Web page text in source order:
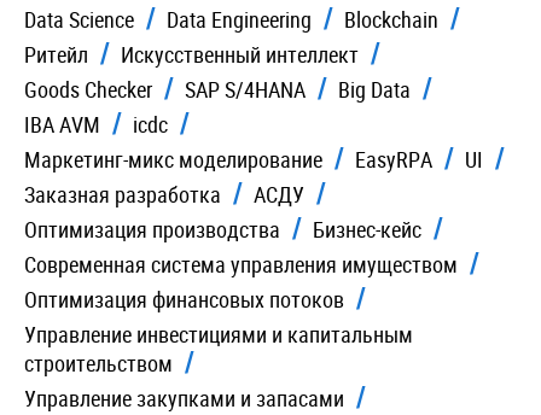
Data Science
Data Engineering
Blockchain
Ритейл
Искусственный интеллект
Goods Checker
SAP S/4HANA
Big Data
IBA AVM
icdc
Маркетинг-микс моделирование
EasyRPA
UI
Заказная разработка
АСДУ
Оптимизация производства
Бизнес-кейс
Современная система управления имуществом
Оптимизация финансовых потоков
Управление инвестициями и капитальным
строительством
Управление закупками и запасами